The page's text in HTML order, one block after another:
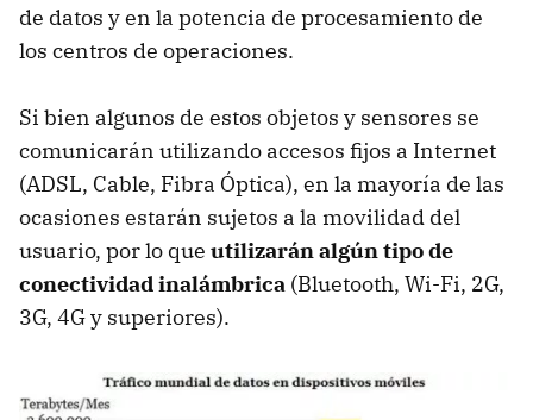
de datos y en la potencia de procesamiento de
los centros de operaciones.
Si bien algunos de estos objetos y sensores se
comunicarán utilizando accesos fijos a Internet
(ADSL, Cable, Fibra Óptica), en la mayoría de las
ocasiones estarán sujetos a la movilidad del
usuario, por lo que utilizarán algún tipo de
conectividad inalámbrica (Bluetooth, Wi-Fi, 2G,
3G, 4G y superiores).